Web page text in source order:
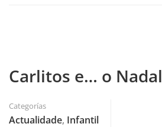
Carlitos e… o Nadal
Categorías
Actualidade, Infantil